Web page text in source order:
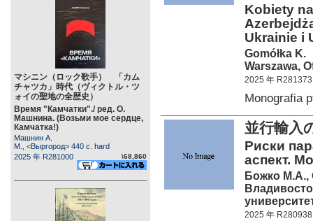
マシニン（ロック歌手） 「カム
チャツカ」時代（ヴィクトル・ツ
ォイの聖地の全歴史）
Время "Камчатки"./ ред. О.
Машнина. (Возьми мое сердце,
Камчатка!)
Машнин А.
М., <Выргород> 440 c. hard
2025 年 R281000
\68,860
Kobiety
Ukrainie i
Gomółka K.
Warszawa,
2025 年 R281373
Monografia
並行輸
Риски
аспект.
Божко М.А.,
2025 年 R280938